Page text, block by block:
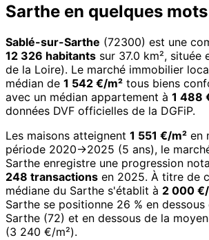
Sarthe en quelques mots
Sablé-sur-Sarthe (72300) est une
12 326 habitants sur 37.0 km², située
de la Loire). Le marché immobilier
médian de 1 542 €/m² tous biens
avec un médian appartement à 1 488
données DVF officielles de la DGFiP.
Les maisons atteignent 1 551 €/m² en
période 2020→2025 (5 ans), le
Sarthe enregistre une progression
248 transactions en 2025. À titre de
médiane du Sarthe s'établit à 2 000
Sarthe se positionne 26 % en dessous
Sarthe (72) et en dessous de la
(3 240 €/m²).